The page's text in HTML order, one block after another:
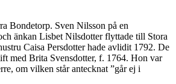
Bondetorp. Sven Nilsson på en
änkan Lisbet Nilsdotter flyttade till Stora
Caisa Persdotter hade avlidit 1792. De
med Brita Svensdotter, f. 1764. Hon var
om vilken står antecknat ”går ej i